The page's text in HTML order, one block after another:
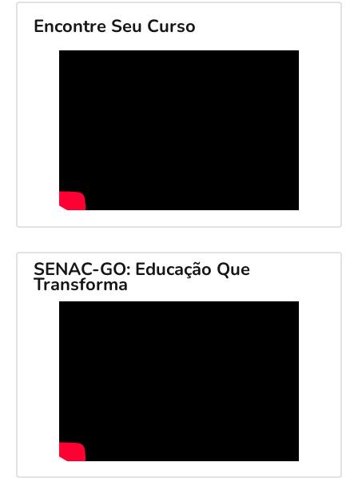
Encontre Seu Curso
SENAC-GO: Educação Que
Transforma